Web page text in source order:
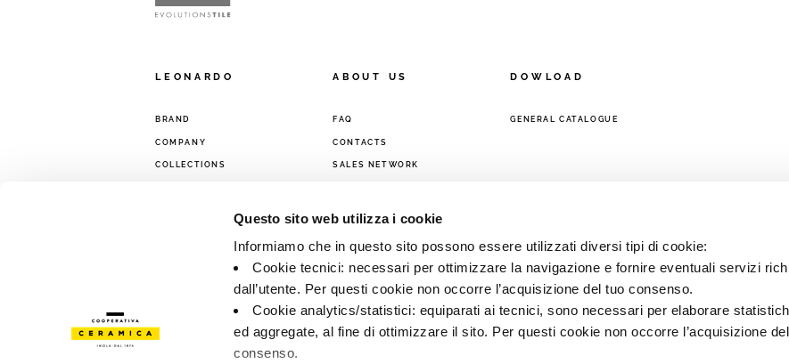
Questo sito web utilizza i cookie
Informiamo che in questo sito possono essere utilizzati diversi tipi di cookie:
Cookie tecnici: necessari per ottimizzare la navigazione e fornire eventuali servizi
dall’utente. Per questi cookie non occorre l’acquisizione del tuo consenso.
Cookie analytics/statistici: equiparati ai tecnici, sono necessari per elaborare
ed aggregate, al fine di ottimizzare il sito. Per questi cookie non occorre l’acquisizione
consenso.
LEONARDO
BRAND
COMPANY
COLLECTIONS
ABOUT US
FAQ
CONTACTS
SALES NETWORK
DOWLOAD
GENERAL CATALOGUE